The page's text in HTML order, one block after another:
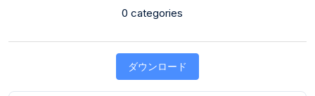
0 categories
ダウンロード